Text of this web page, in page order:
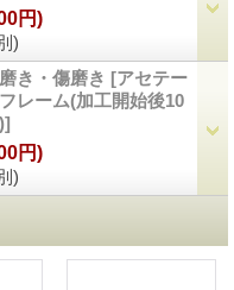
)
円)
き・傷磨き [アセテー
レーム(加工開始後10
]
)
円)